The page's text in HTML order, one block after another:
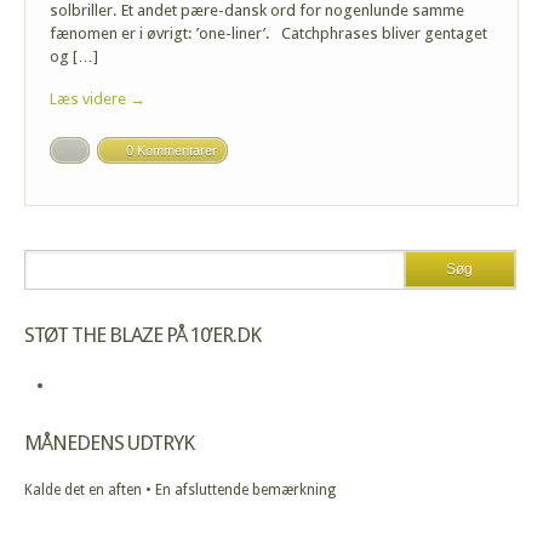
solbriller. Et andet pære-dansk ord for nogenlunde samme
fænomen er i øvrigt: ’one-liner’. Catchphrases bliver gentaget
og […]
Læs videre →
0 Kommentarer
STØT THE BLAZE PÅ 10’ER.DK
MÅNEDENS UDTRYK
Kalde det en aften • En afsluttende bemærkning